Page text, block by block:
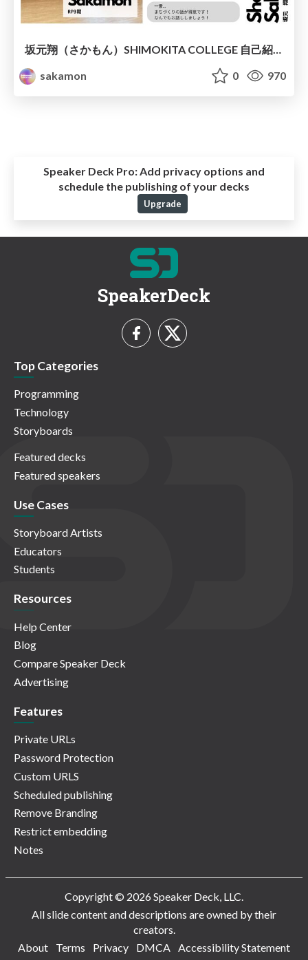
sakamon
0 970
Speaker Deck Pro:Add privacy options and
schedule the publishing of your decks
Upgrade
SpeakerDeck
Top Categories
Programming
Technology
Storyboards
Featured decks
Featured speakers
Use Cases
Storyboard Artists
Educators
Students
Resources
Help Center
Blog
Compare Speaker Deck
Advertising
Features
Private URLs
Password Protection
Custom URLS
Scheduled publishing
Remove Branding
Restrict embedding
Notes
Copyright © 2026 Speaker Deck, LLC.
All slide content and descriptions are owned by their
creators.
About
Terms Privacy DMCA Accessibility Statement